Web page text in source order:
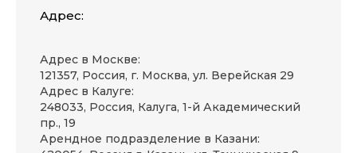
Адрес:
Адрес в Москве:
121357, Россия, г. Москва, ул. Верейская 29
Адрес в Калуге:
248033, Россия, Калуга, 1-й Академический
пр., 19
Арендное подразделение в Казани: